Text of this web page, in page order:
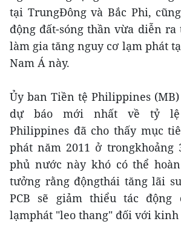
tại TrungĐông và Bắc Phi,
động đất-sóng thần vừa diễn ra
làm gia tăng nguy cơ lạm phát
Nam Á này.
Ủy ban Tiền tệ Philippines
dự báo mới nhất về tỷ lệ
Philippines đã cho thấy mục
phát năm 2011 ở trongkhoảng
phủ nước này khó có thể
tưởng rằng độngthái tăng lãi
PCB sẽ giảm thiểu tác động
lạmphát "leo thang" đối với